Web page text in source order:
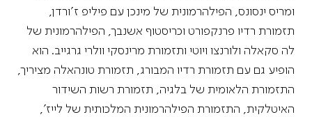
ומריס ינסונס, הפילהרמונית של מינכן עם פיליפ ז'ורדן,
תזמורת רדיו פרנקפורט וכריסטוף אשנבך, הפילהרמונית של
לה סקאלה ולורנצו ויוטי ותזמורת מרינסקי וולרי גרגייב. הוא
הופיע גם עם תזמורת רדיו המבורג, תזמורת טונהאלה מציריך,
התזמורת הלאומית של בלגיה, תזמורת רשות השידור
האיטלקית, התזמורת הפילהרמונית המלכותית של לייז',